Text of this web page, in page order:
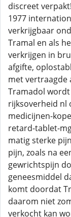
discreet
1977
verkrijgbaar
Tramal en als
verkrijgen in
afgifte,
met vertraagde
Tramadol
rijksoverheid nl
medicijnen-
retard-tablet-
matig sterke
pijn, zoals na
gewrichtspijn
geneesmiddel
komt doordat
daarom niet
verkocht kan